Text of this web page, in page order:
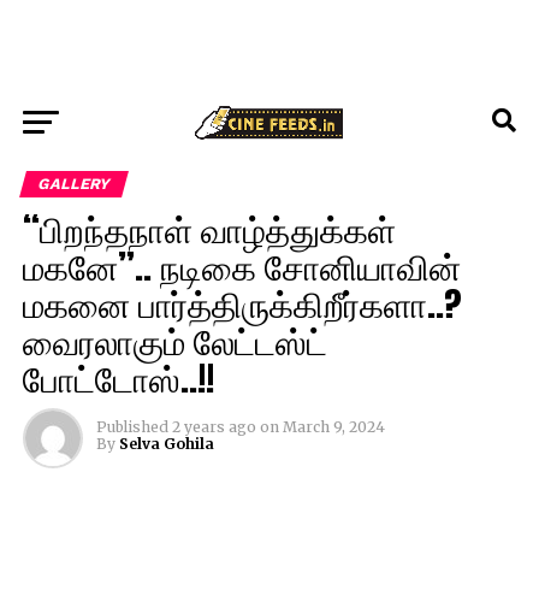
GALLERY
“பிறந்தநாள் வாழ்த்துக்கள்
மகனே”.. நடிகை சோனியாவின்
மகனை பார்த்திருக்கிறீர்களா..?
வைரலாகும் லேட்டஸ்ட்
போட்டோஸ்..!!
Published 2 years ago on March 9, 2024
By Selva Gohila